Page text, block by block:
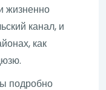
жизненно
канал, и
как
подробно